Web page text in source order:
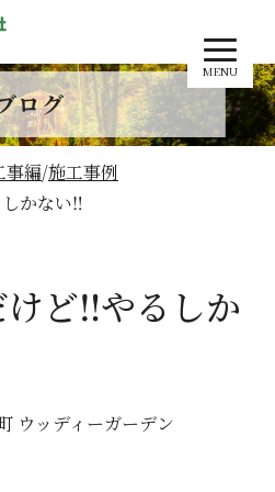
MENU
ログ
事編/施工事例
かない‼️
ど‼️やるしか
ウッディーガーデン